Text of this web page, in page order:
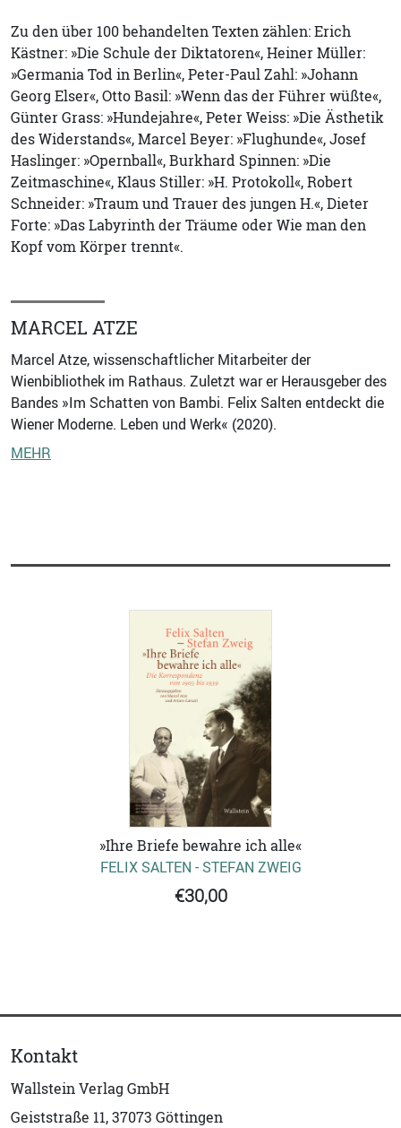
Zu den über 100 behandelten Texten zählen: Erich
Kästner: »Die Schule der Diktatoren«, Heiner Müller:
»Germania Tod in Berlin«, Peter-Paul Zahl: »Johann
Georg Elser«, Otto Basil: »Wenn das der Führer wüßte«,
Günter Grass: »Hundejahre«, Peter Weiss: »Die Ästhetik
des Widerstands«, Marcel Beyer: »Flughunde«, Josef
Haslinger: »Opernball«, Burkhard Spinnen: »Die
Zeitmaschine«, Klaus Stiller: »H. Protokoll«, Robert
Schneider: »Traum und Trauer des jungen H.«, Dieter
Forte: »Das Labyrinth der Träume oder Wie man den
Kopf vom Körper trennt«.
MARCEL ATZE
Marcel Atze, wissenschaftlicher Mitarbeiter der
Wienbibliothek im Rathaus. Zuletzt war er Herausgeber des
Bandes »Im Schatten von Bambi. Felix Salten entdeckt die
Wiener Moderne. Leben und Werk« (2020).
MEHR
»Ihre Briefe bewahre ich alle«
FELIX SALTEN - STEFAN ZWEIG
€30,00
Kontakt
Wallstein Verlag GmbH
Geiststraße 11, 37073 Göttingen